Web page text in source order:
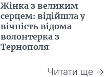
Жінка з великим
серцем: відійшла у
вічність відома
волонтерка з
Тернополя
Читати ще →